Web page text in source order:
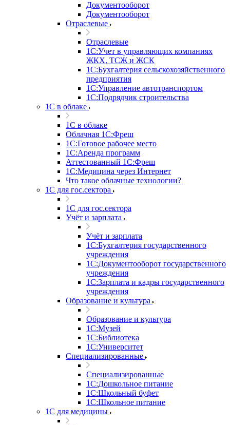
Документооборот
Документооборот
Отраслевые
Отраслевые
1С:Учет в управляющих компаниях
ЖКХ, ТСЖ и ЖСК
1С:Бухгалтерия сельскохозяйственного
предприятия
1С:Управление автотранспортом
1С:Подрядчик строительства
1C в облаке
1C в облаке
Облачная 1С:Фреш
1С:Готовое рабочее место
1C:Аренда программ
Аттестованный 1С:Фреш
1С:Медицина через Интернет
Что такое облачные технологии?
1С для гос.сектора
1С для гос.сектора
Учёт и зарплата
Учёт и зарплата
1С:Бухгалтерия государственного
учреждения
1С:Документооборот государственного
учреждения
1С:Зарплата и кадры государственного
учреждения
Образование и культура
Образование и культура
1С:Музей
1С:Библиотека
1С:Университет
Специализированные
Специализированные
1С:Дошкольное питание
1С:Школьный буфет
1С:Школьное питание
1С для медицины